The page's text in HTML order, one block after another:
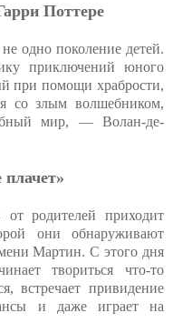
Поттере
одно поколение детей.
приключений юного
при помощи храбрости,
со злым волшебником,
мир, — Волан-де-
от родителей приходит
они обнаруживают
Мартин. С этого дня
твориться что-то
встречает привидение
и даже играет на